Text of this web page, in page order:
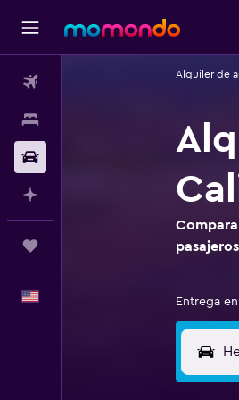
Alquiler de
Entrega